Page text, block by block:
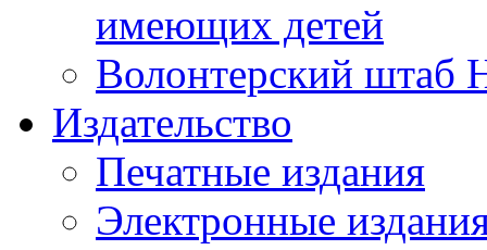
имеющих детей
Волонтерский штаб
Издательство
Печатные издания
Электронные